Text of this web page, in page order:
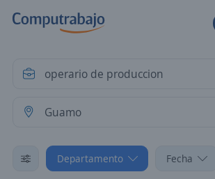
Departamento Fecha